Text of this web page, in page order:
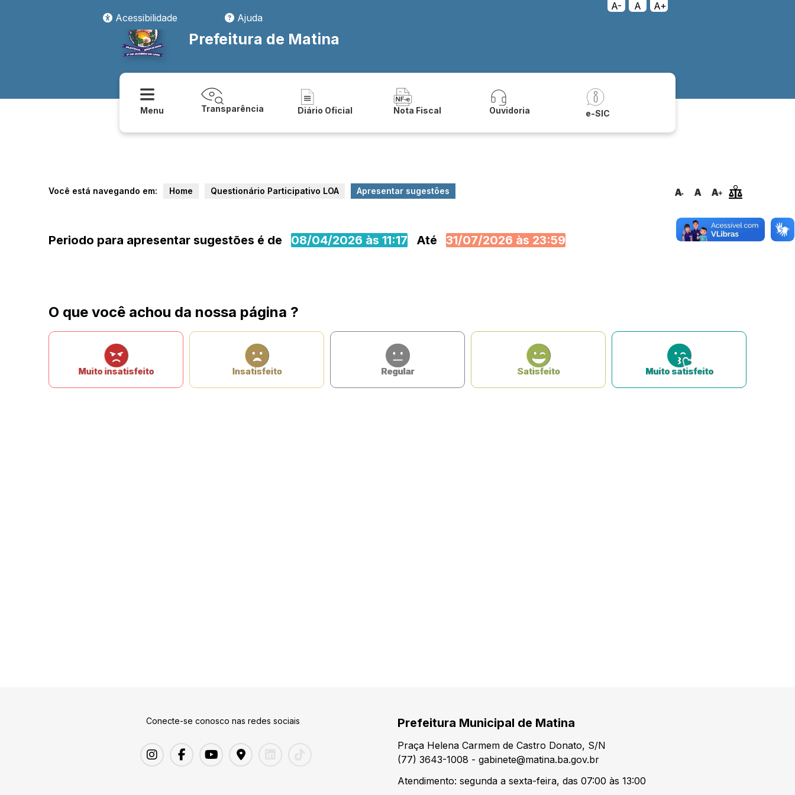
A- A
A+
Acessibilidade
Ajuda
Prefeitura de Matina
Menu Transparência Diário Oficial Nota Fiscal Ouvidoria e-SIC
Você está navegando em: Home Questionário Participativo LOA Apresentar sugestões
Periodo para apresentar sugestões é de 08/04/2026 às 11:17 Até 31/07/2026 às 23:59
O que você achou da nossa página ?
Muito insatisfeito Insatisfeito Regular Satisfeito Muito satisfeito
Conecte-se conosco nas redes sociais Prefeitura Municipal de Matina
Praça Helena Carmem de Castro Donato, S/N
(77) 3643-1008 - gabinete@matina.ba.gov.br
Atendimento: segunda a sexta-feira, das 07:00 às 13:00